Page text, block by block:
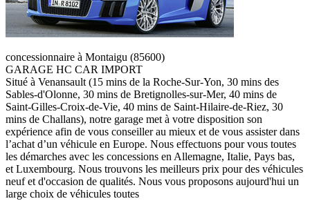
concessionnaire à Montaigu (85600)
GARAGE HC CAR IMPORT
Situé à Venansault (15 mins de la Roche-Sur-Yon, 30 mins des
Sables-d'Olonne, 30 mins de Bretignolles-sur-Mer, 40 mins de
Saint-Gilles-Croix-de-Vie, 40 mins de Saint-Hilaire-de-Riez, 30
mins de Challans), notre garage met à votre disposition son
expérience afin de vous conseiller au mieux et de vous assister dans
l’achat d’un véhicule en Europe. Nous effectuons pour vous toutes
les démarches avec les concessions en Allemagne, Italie, Pays bas,
et Luxembourg. Nous trouvons les meilleurs prix pour des véhicules
neuf et d'occasion de qualités. Nous vous proposons aujourd'hui un
large choix de véhicules toutes